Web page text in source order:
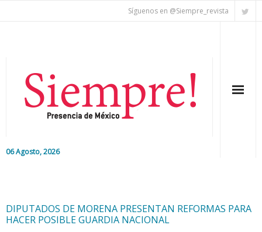
Síguenos en @Siempre_revista
06 Agosto, 2026
DIPUTADOS DE MORENA PRESENTAN REFORMAS PARA
HACER POSIBLE GUARDIA NACIONAL